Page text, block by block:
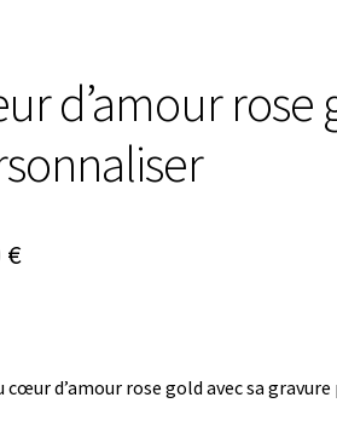
d’amour rose
€
cœur d’amour rose gold avec sa